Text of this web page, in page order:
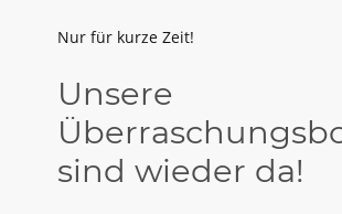
Nur für kurze Zeit!
Unsere
sind wieder da!